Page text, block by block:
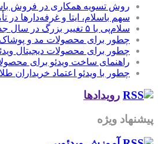
روش تسویه همکاری در فروش
سهم باسلام، ایتا و غرفه‌دارها در
سلام‌پی با ۵ تغییر بزرگ در سال جدید
چطور برای محصولات مد و پوشاک
چطور برای محصولات دیجیتال
راهنمای ساخت ویدئو برای
چطور با ویدئو اعتماد خریداران
رویدادها
پیشنهاد ویژه